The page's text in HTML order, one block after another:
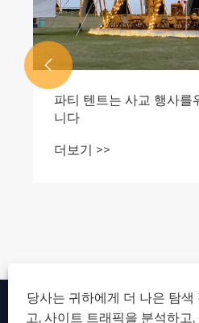
파티 텐트는 사교 행사를
니다
더보기 >>

우리에 대해
당사는 귀하에게 더 나은 탐색
고, 사이트 트래픽을 분석하고